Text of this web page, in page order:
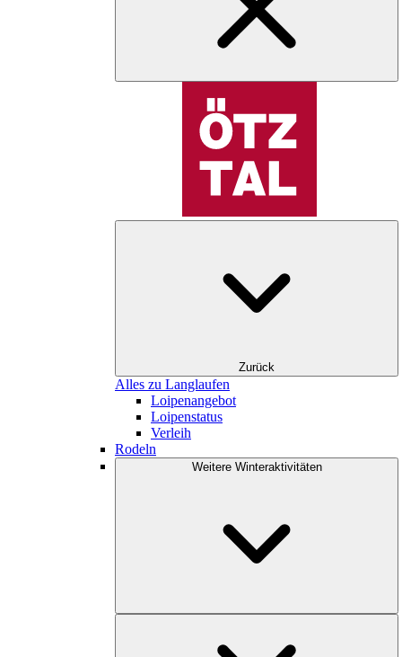
Zurück
Alles zu Langlaufen
Loipenangebot
Loipenstatus
Verleih
Rodeln
Weitere Winteraktivitäten